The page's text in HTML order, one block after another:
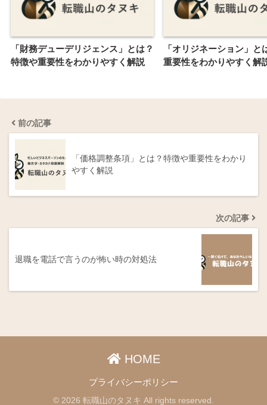
「財務デューデリジェンス」とは？
特徴や重要性をわかりやすく解説
「オリジネーション」と
重要性をわかりやすく解
前の記事
「価格調整条項」とは？特徴や重要性をわかり
やすく解説
次の記事
退職を電話で言うのが怖い時の対処法
HOME
プライバシーポリシー
© 2026 転職山のタヌキ All rights reserved.